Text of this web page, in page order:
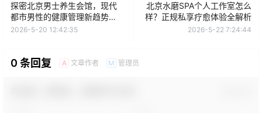
探密北京男士养生会馆，现代
都市男性的健康管理新趋势解
析
2026-5-20 12:42:35
北京水磨SPA个人工作室怎么
样？正规私享疗愈体验全解析
2026-5-22 7:24:44
0 条回复 A 文章作者 M 管理员